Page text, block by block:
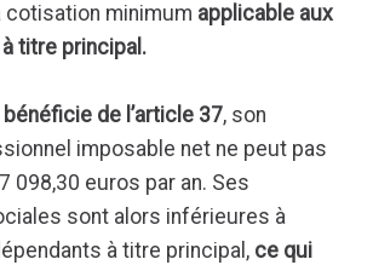
cotisation minimum applicable aux
titre principal.
de l’article 37, son
imposable net ne peut pas
098,30 euros par an. Ses
sont alors inférieures à
à titre principal, ce qui